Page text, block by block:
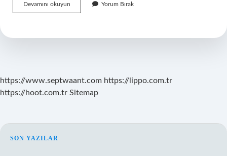
Devamını okuyun
Ilacının
Yorum Bırak
https://www.septwaant.com https://lippo.com.tr
https://hoot.com.tr Sitemap
SIDEBAR
SON YAZILAR